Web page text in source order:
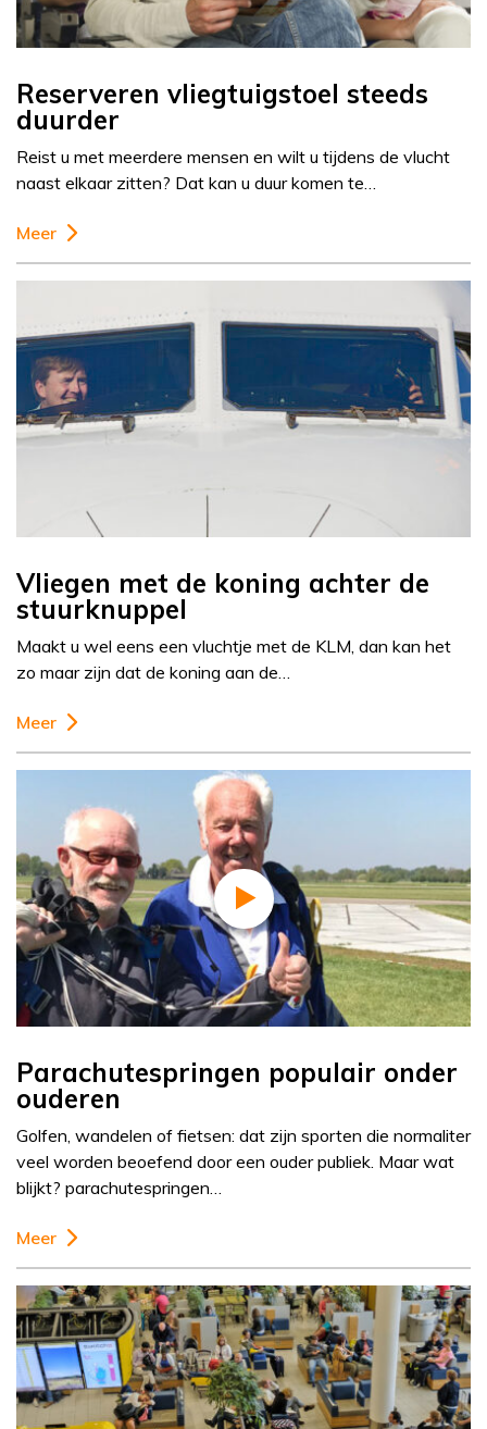
Reserveren vliegtuigstoel steeds
duurder
Reist u met meerdere mensen en wilt u tijdens de vlucht
naast elkaar zitten? Dat kan u duur komen te…
Meer
Vliegen met de koning achter de
stuurknuppel
Maakt u wel eens een vluchtje met de KLM, dan kan het
zo maar zijn dat de koning aan de…
Meer
Parachutespringen populair onder
ouderen
Golfen, wandelen of fietsen: dat zijn sporten die normaliter
veel worden beoefend door een ouder publiek. Maar wat
blijkt? parachutespringen…
Meer